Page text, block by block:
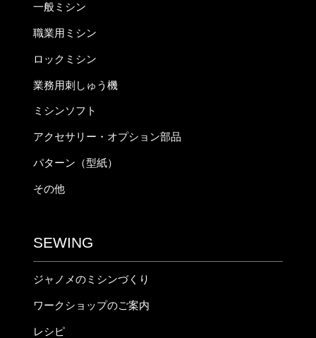
一般ミシン
職業用ミシン
ロックミシン
業務用刺しゅう機
ミシンソフト
アクセサリー・オプション部品
パターン（型紙）
その他
SEWING
ジャノメのミシンづくり
ワークショップのご案内
レシピ